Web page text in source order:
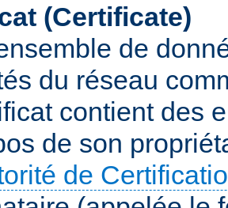
(Certificate)
de
du réseau
contient des
de son
de